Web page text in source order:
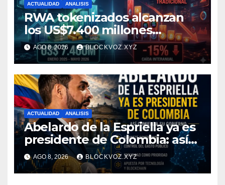
ACTUALIDAD ANALISIS
RWA tokenizados alcanzan
los US$7.400 millones
mientras la DeFi cae 15%
AGO 8, 2026 BLOCKVOZ.XYZ
ACTUALIDAD ANALISIS
Abelardo de la Espriella ya es
presidente de Colombia: así
comienza su gobierno y qué
puede cambiar para la
economía y el sector cripto
AGO 8, 2026 BLOCKVOZ.XYZ